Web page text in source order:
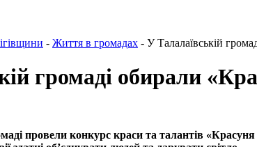
- Життя в громадах - У Талалаївській
громаді обирали
провели конкурс краси та талантів